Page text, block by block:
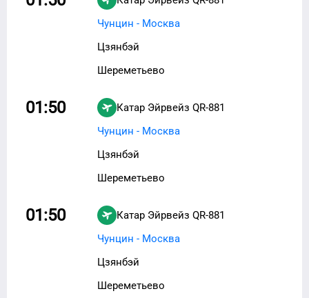
Чунцин - Москва
Цзянбэй
Шереметьево
01:50 Катар Эйрвейз QR-881
Чунцин - Москва
Цзянбэй
Шереметьево
01:50 Катар Эйрвейз QR-881
Чунцин - Москва
Цзянбэй
Шереметьево